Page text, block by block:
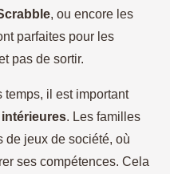
, ou encore les
parfaites pour les
pas de sortir.
temps, il est important
. Les familles
de jeux de société, où
ses compétences. Cela